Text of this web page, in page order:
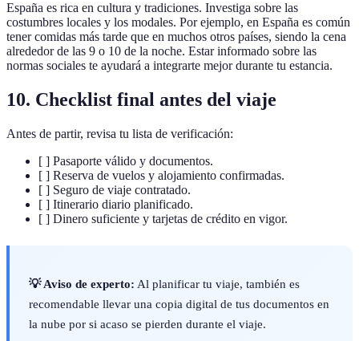
España es rica en cultura y tradiciones. Investiga sobre las
costumbres locales y los modales. Por ejemplo, en España es común
tener comidas más tarde que en muchos otros países, siendo la cena
alrededor de las 9 o 10 de la noche. Estar informado sobre las
normas sociales te ayudará a integrarte mejor durante tu estancia.
10. Checklist final antes del viaje
Antes de partir, revisa tu lista de verificación:
[ ] Pasaporte válido y documentos.
[ ] Reserva de vuelos y alojamiento confirmadas.
[ ] Seguro de viaje contratado.
[ ] Itinerario diario planificado.
[ ] Dinero suficiente y tarjetas de crédito en vigor.
💡 Aviso de experto: Al planificar tu viaje, también es
recomendable llevar una copia digital de tus documentos en
la nube por si acaso se pierden durante el viaje.